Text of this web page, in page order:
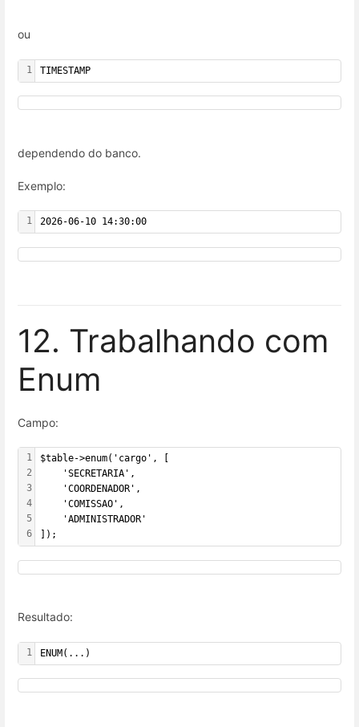
ou
1 TIMESTAMP
dependendo do banco.
Exemplo:
1 2026-06-10 14:30:00
12. Trabalhando com
Enum
Campo:
1
2
3
4
5
6
$table->enum('cargo', [
    'SECRETARIA',
    'COORDENADOR',
    'COMISSAO',
    'ADMINISTRADOR'
]);
Resultado:
1 ENUM(...)